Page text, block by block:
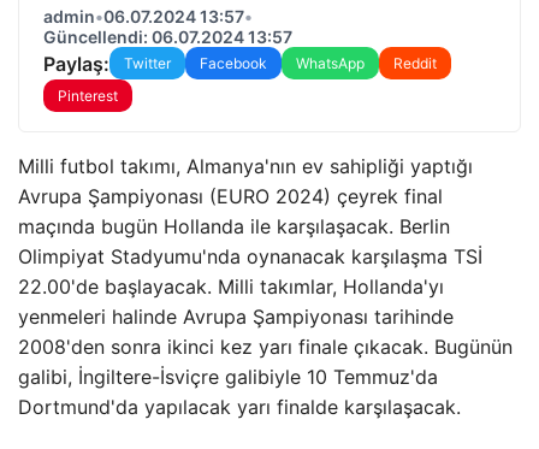
admin•06.07.2024 13:57•
Güncellendi: 06.07.2024 13:57
Paylaş: Twitter Facebook WhatsApp
Reddit
Pinterest
Milli futbol takımı, Almanya'nın ev sahipliği yaptığı
Avrupa Şampiyonası (EURO 2024) çeyrek final
maçında bugün Hollanda ile karşılaşacak. Berlin
Olimpiyat Stadyumu'nda oynanacak karşılaşma TSİ
22.00'de başlayacak. Milli takımlar, Hollanda'yı
yenmeleri halinde Avrupa Şampiyonası tarihinde
2008'den sonra ikinci kez yarı finale çıkacak. Bugünün
galibi, İngiltere-İsviçre galibiyle 10 Temmuz'da
Dortmund'da yapılacak yarı finalde karşılaşacak.